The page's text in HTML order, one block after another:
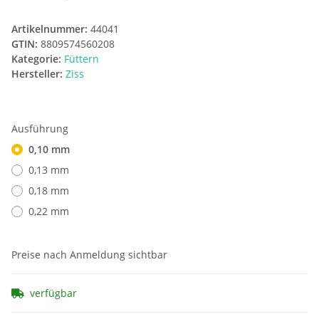
Artikelnummer: 44041
GTIN: 8809574560208
Kategorie: Füttern
Hersteller: Ziss
Ausführung
0,10 mm
0,13 mm
0,18 mm
0,22 mm
Preise nach Anmeldung sichtbar
verfügbar